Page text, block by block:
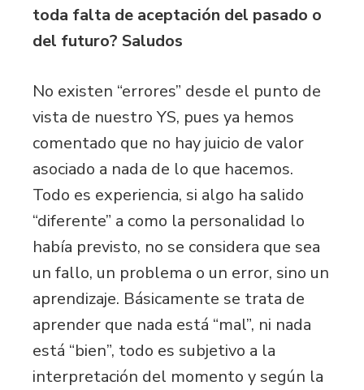
toda falta de aceptación del pasado o
del futuro? Saludos
No existen “errores” desde el punto de
vista de nuestro YS, pues ya hemos
comentado que no hay juicio de valor
asociado a nada de lo que hacemos.
Todo es experiencia, si algo ha salido
“diferente” a como la personalidad lo
había previsto, no se considera que sea
un fallo, un problema o un error, sino un
aprendizaje. Básicamente se trata de
aprender que nada está “mal”, ni nada
está “bien”, todo es subjetivo a la
interpretación del momento y según la